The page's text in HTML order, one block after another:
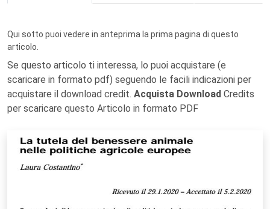
Qui sotto puoi vedere in anteprima la prima pagina di questo
articolo.
Se questo articolo ti interessa, lo puoi acquistare (e
scaricare in formato pdf) seguendo le facili indicazioni per
acquistare il download credit. Acquista Download Credits
per scaricare questo Articolo in formato PDF